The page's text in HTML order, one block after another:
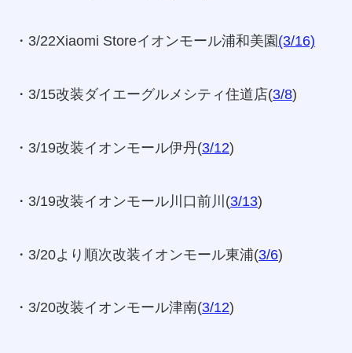
・3/22Xiaomi Storeイオンモール浦和美園 (3/16)
・3/15改装ダイエーグルメシティ住道店(3/8)
・3/19改装イオンモール伊丹(3/12)
・3/19改装イオンモール川口前川(3/13)
・3/20より順次改装イオンモール東浦(3/6)
・3/20改装イオンモール津南(3/12)